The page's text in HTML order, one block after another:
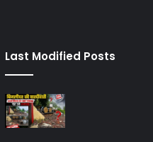
Last Modified Posts